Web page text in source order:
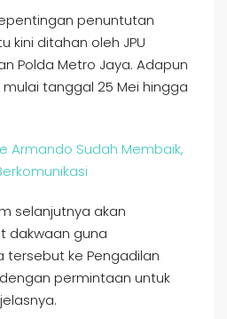
penuntutan
kini ditahan oleh JPU
Polda Metro Jaya. Adapun
tanggal 25 Mei hingga
Armando Sudah Membaik,
selanjutnya akan
dakwaan guna
tersebut ke Pengadilan
permintaan untuk